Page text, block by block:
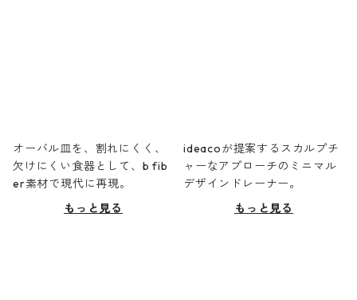
オーバル皿を、割れにくく、
欠けにくい食器として、b fib
er素材で現代に再現。
もっと見る
ideacoが提案するスカルプチ
ャーなアプローチのミニマル
デザインドレーナー。
もっと見る